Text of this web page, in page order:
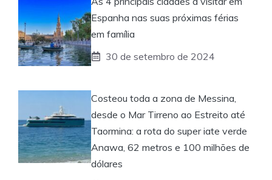
Espanha nas suas próximas férias
em família
30 de setembro de 2024
Costeou toda a zona de Messina,
desde o Mar Tirreno ao Estreito até
Taormina: a rota do super iate verde
Anawa, 62 metros e 100 milhões de
dólares